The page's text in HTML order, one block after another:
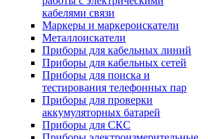
кабелями связи
Маркеры и маркероискатели
Металлоискатели
Приборы для кабельных линий
Приборы для кабельных сетей
Приборы для поиска и
тестирования телефонных пар
Приборы для проверки
аккумуляторных батарей
Приборы для СКС